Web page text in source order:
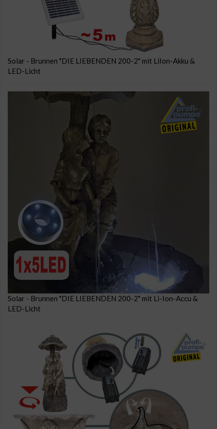
Solar - Brunnen "DIE LIEBENDEN 200-2" mit LiIon-Akku &
LED-Licht
Solar - Brunnen "DIE LIEBENDEN 200-2" mit Li-Ion-Accu &
LED-Licht